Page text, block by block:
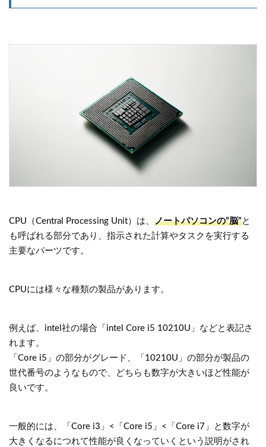
CPU（Central Processing Unit）は、 ノートパソコンの”脳”と
も呼ばれる部分であり、指示された計算やタスクを実行する
主要なパーツです。
CPUには様々な種類の製品があります。
例えば、intel社の場合「intel Core i5 10210U」などと表記さ
れます。
「Core i5」の部分がグレード、「10210U」の部分が製品の
世代番号のようなもので、どちらも数字が大きいほど性能が
良いです。
一般的には、「Core i3」<「Core i5」<「Core i7」と数字が
大きくなるにつれて性能が良くなっていくという説明がされ